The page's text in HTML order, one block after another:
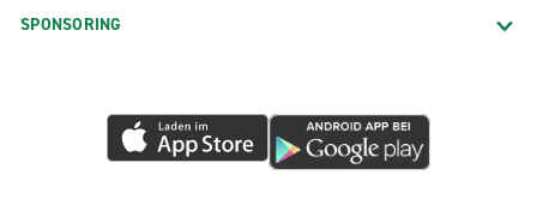
SPONSORING